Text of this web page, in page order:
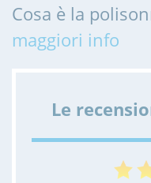
Cosa è la
maggiori info
Le